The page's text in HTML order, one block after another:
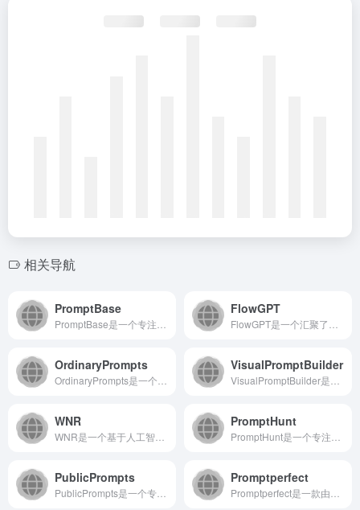
相关导航
PromptBase FlowGPT
OrdinaryPrompts VisualPromptBuilder
WNR PromptHunt
PublicPrompts Promptperfect